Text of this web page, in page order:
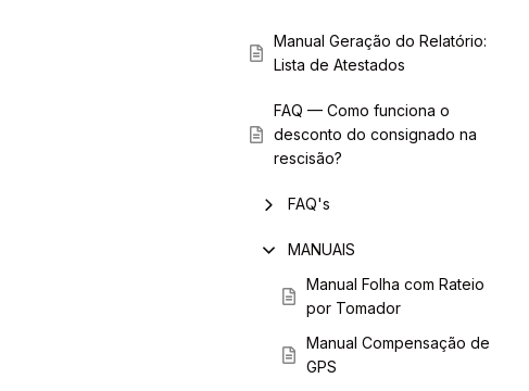
Manual Geração do Relatório:
Lista de Atestados
FAQ — Como funciona o
desconto do consignado na
rescisão?
FAQ's
MANUAIS
Manual Folha com Rateio
por Tomador
Manual Compensação de
GPS